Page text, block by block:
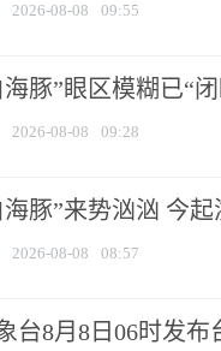
2026-08-08 09:55
海豚”眼区模糊已“
2026-08-08 09:28
海豚”来势汹汹 今
2026-08-08 08:57
台8月8日06时发布